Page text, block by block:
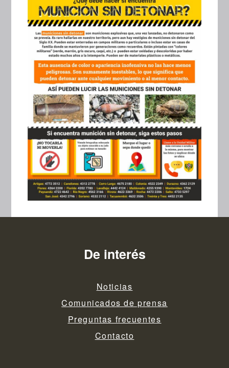
De interés
Noticias
Comunicados de prensa
Preguntas frecuentes
Contacto